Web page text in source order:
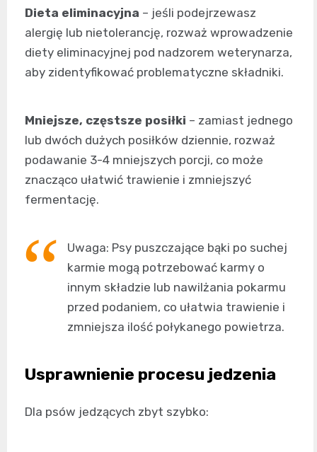
Dieta eliminacyjna – jeśli podejrzewasz
alergię lub nietolerancję, rozważ wprowadzenie
diety eliminacyjnej pod nadzorem weterynarza,
aby zidentyfikować problematyczne składniki.
Mniejsze, częstsze posiłki – zamiast jednego
lub dwóch dużych posiłków dziennie, rozważ
podawanie 3-4 mniejszych porcji, co może
znacząco ułatwić trawienie i zmniejszyć
fermentację.
Uwaga: Psy puszczające bąki po suchej
karmie mogą potrzebować karmy o
innym składzie lub nawilżania pokarmu
przed podaniem, co ułatwia trawienie i
zmniejsza ilość połykanego powietrza.
Usprawnienie procesu jedzenia
Dla psów jedzących zbyt szybko: